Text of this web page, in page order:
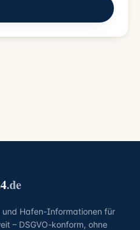
.de
Hafen-Informationen für
– DSGVO-konform, ohne